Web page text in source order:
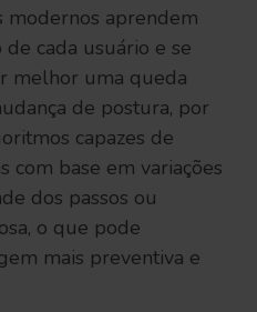
modernos aprendem
cada usuário e se
melhor uma queda
de postura, por
capazes de
com base em variações
dos passos ou
o que pode
mais preventiva e